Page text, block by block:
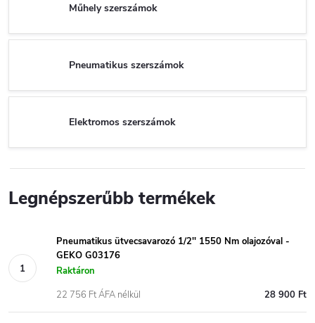
Műhely szerszámok
Pneumatikus szerszámok
Elektromos szerszámok
Legnépszerűbb termékek
Pneumatikus ütvecsavarozó 1/2'' 1550 Nm olajozóval -
GEKO G03176
Raktáron
28 900 Ft
22 756 Ft ÁFA nélkül